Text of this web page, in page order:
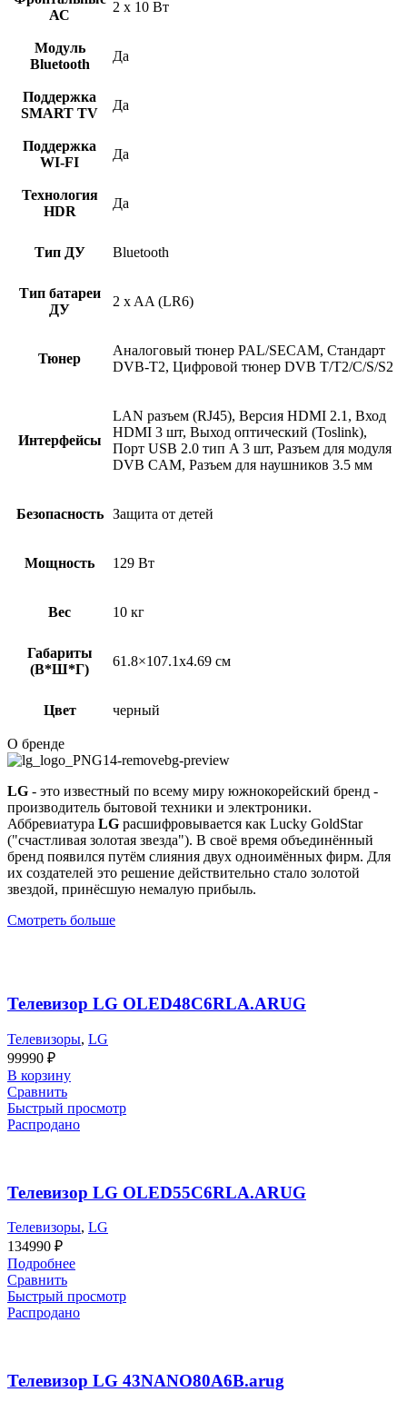
АС
2 x 10 Вт
Модуль
Bluetooth
Да
Поддержка
SMART TV
Да
Поддержка
WI-FI
Да
Технология
HDR
Да
Тип ДУ Bluetooth
Тип батареи
ДУ
2 x AA (LR6)
Тюнер
Аналоговый тюнер PAL/SECAM, Стандарт
DVB-T2, Цифровой тюнер DVB T/T2/C/S/S2
Интерфейсы
LAN разъем (RJ45), Версия HDMI 2.1, Вход
HDMI 3 шт, Выход оптический (Toslink),
Порт USB 2.0 тип A 3 шт, Разъем для модуля
DVB CAM, Разъем для наушников 3.5 мм
Безопасность Защита от детей
Мощность 129 Вт
Вес 10 кг
Габариты
(В*Ш*Г)
61.8×107.1х4.69 см
Цвет черный
О бренде
LG - это известный по всему миру южнокорейский бренд -
производитель бытовой техники и электроники.
Аббревиатура LG расшифровывается как Lucky GoldStar
("счастливая золотая звезда"). В своё время объединённый
бренд появился путём слияния двух одноимённых фирм. Для
их создателей это решение действительно стало золотой
звездой, принёсшую немалую прибыль.
Смотреть больше
Телевизор LG OLED48C6RLA.ARUG
Телевизоры, LG
99990 ₽
В корзину
Сравнить
Быстрый просмотр
Распродано
Телевизор LG OLED55C6RLA.ARUG
Телевизоры, LG
134990 ₽
Подробнее
Сравнить
Быстрый просмотр
Распродано
Телевизор LG 43NANO80A6B.arug